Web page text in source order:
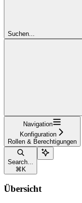
Suchen...
Navigation
Konfiguration
Rollen & Berechtigungen
Search...
⌘ K
Übersicht